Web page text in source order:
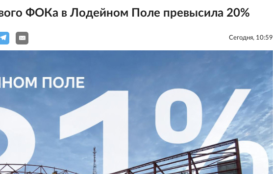
ФОКа в Лодейном Поле превысила 20%
Сегодня, 10:59